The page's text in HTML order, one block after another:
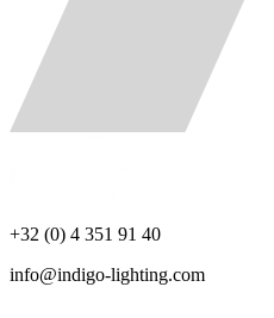
+32 (0) 4 351 91 40
info@indigo-lighting.com